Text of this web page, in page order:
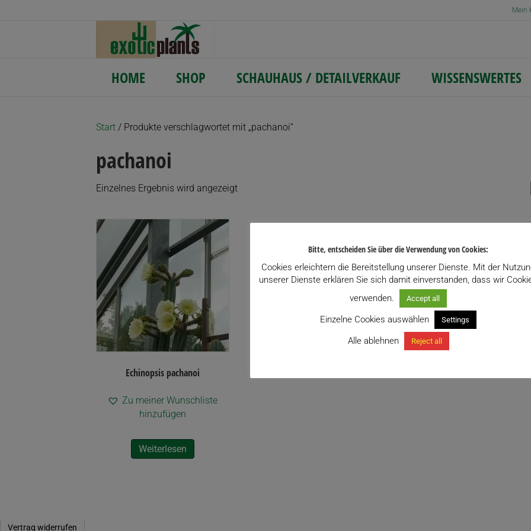
Mein
HOME SHOP SCHAUHAUS / DETAILVERKAUF WISSENSWERTES
Start / Produkte verschlagwortet mit „pachanoi“
pachanoi
Einzelnes Ergebnis wird angezeigt
Echinopsis pachanoi
Zu meiner Wunschliste
hinzufügen
Weiterlesen
Vertrag widerrufen
Bitte, entscheiden Sie über die Verwendung von Cookies:
Cookies erleichtern die Bereitstellung unserer Dienste. Mit der
unserer Dienste erklären Sie sich damit einverstanden, dass wir
verwenden.
Accept all
Einzelne Cookies auswählen Settings
Alle ablehnen Reject all